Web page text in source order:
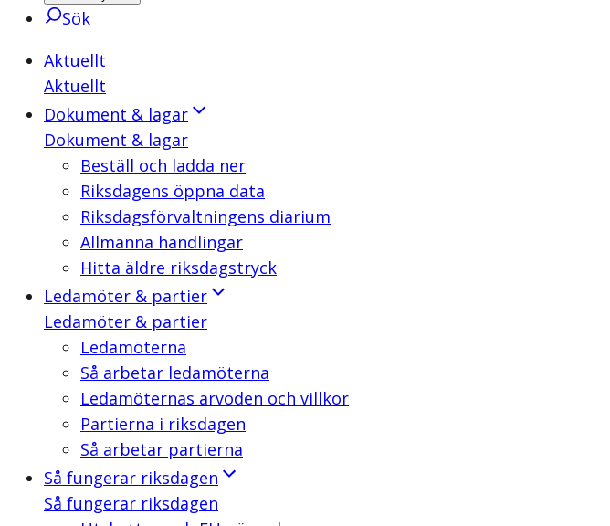
Sök
Aktuellt
Aktuellt
Dokument & lagar
Dokument & lagar
Beställ och ladda ner
Riksdagens öppna data
Riksdagsförvaltningens diarium
Allmänna handlingar
Hitta äldre riksdagstryck
Ledamöter & partier
Ledamöter & partier
Ledamöterna
Så arbetar ledamöterna
Ledamöternas arvoden och villkor
Partierna i riksdagen
Så arbetar partierna
Så fungerar riksdagen
Så fungerar riksdagen